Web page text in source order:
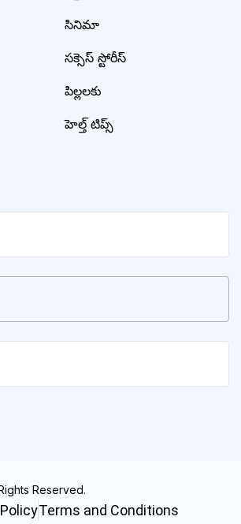
సినిమా
సక్సెస్ స్టోరీస్
పిల్లలకు
హెల్త్ టిప్స్
Reserved.
Terms and Conditions